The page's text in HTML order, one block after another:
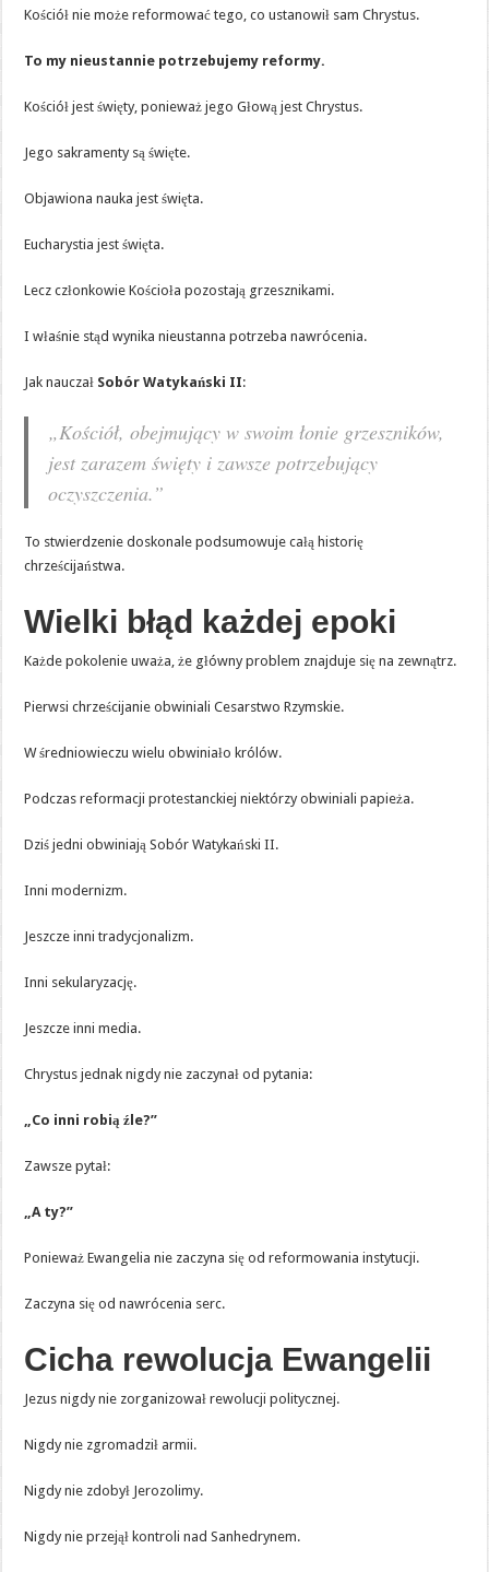
Kościół nie może reformować tego, co ustanowił sam Chrystus.
To my nieustannie potrzebujemy reformy.
Kościół jest święty, ponieważ jego Głową jest Chrystus.
Jego sakramenty są święte.
Objawiona nauka jest święta.
Eucharystia jest święta.
Lecz członkowie Kościoła pozostają grzesznikami.
I właśnie stąd wynika nieustanna potrzeba nawrócenia.
Jak nauczał Sobór Watykański II:
„Kościół, obejmujący w swoim łonie grzeszników,
jest zarazem święty i zawsze potrzebujący
oczyszczenia.”
To stwierdzenie doskonale podsumowuje całą historię
chrześcijaństwa.
Wielki błąd każdej epoki
Każde pokolenie uważa, że główny problem znajduje się na zewnątrz.
Pierwsi chrześcijanie obwiniali Cesarstwo Rzymskie.
W średniowieczu wielu obwiniało królów.
Podczas reformacji protestanckiej niektórzy obwiniali papieża.
Dziś jedni obwiniają Sobór Watykański II.
Inni modernizm.
Jeszcze inni tradycjonalizm.
Inni sekularyzację.
Jeszcze inni media.
Chrystus jednak nigdy nie zaczynał od pytania:
„Co inni robią źle?”
Zawsze pytał:
„A ty?”
Ponieważ Ewangelia nie zaczyna się od reformowania instytucji.
Zaczyna się od nawrócenia serc.
Cicha rewolucja Ewangelii
Jezus nigdy nie zorganizował rewolucji politycznej.
Nigdy nie zgromadził armii.
Nigdy nie zdobył Jerozolimy.
Nigdy nie przejął kontroli nad Sanhedrynem.